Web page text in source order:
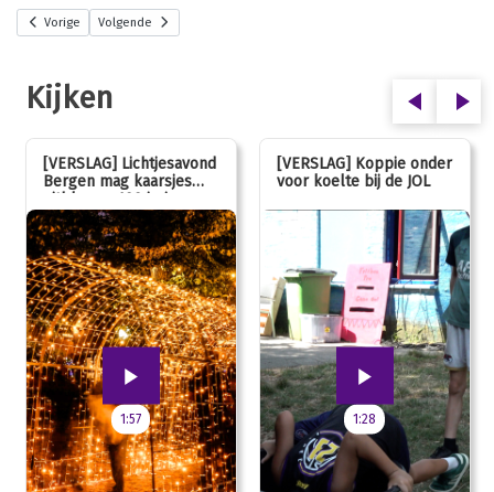
Vorige Volgende
Kijken
[VERSLAG] Lichtjesavond
Bergen mag kaarsjes
uitblazen: 100 jarig
jubileum!
1:57
[VERSLAG] Koppie onder
voor koelte bij de JOL
1:28